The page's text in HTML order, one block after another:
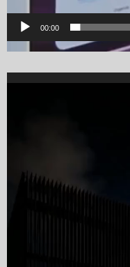
00:00
Video